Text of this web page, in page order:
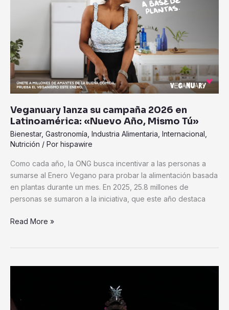
Veganuary lanza su campaña 2026 en
Latinoamérica: «Nuevo Año, Mismo Tú»
Bienestar, Gastronomía Industria Alimentaria Internacional
Nutrición / Por hispawire
Como cada año, la ONG busca incentivar a las personas a
sumarse al Enero Vegano para probar la alimentación basada
en plantas durante un mes. En 2025, 25.8 millones de
personas se sumaron a la iniciativa, que este año destaca
«Nuevo
Año,
Mismo
Tú»
Read More »
bienvenida